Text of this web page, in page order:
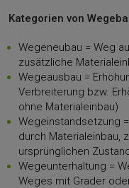
Kategorien von
Wegeneubau = Weg
zusätzliche
Wegeausbau =
Verbreiterung bzw.
ohne Materialeinbau)
Wegeinstandsetzung
durch Materialeinbau,
ursprünglichen
Wegeunterhaltung =
Weges mit Grader